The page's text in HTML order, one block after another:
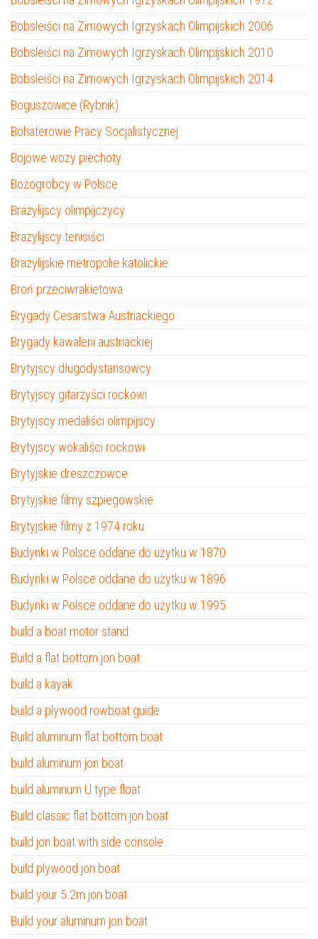
Bobsleiści na Zimowych Igrzyskach Olimpijskich 2006
Bobsleiści na Zimowych Igrzyskach Olimpijskich 2010
Bobsleiści na Zimowych Igrzyskach Olimpijskich 2014
Boguszowice (Rybnik)
Bohaterowie Pracy Socjalistycznej
Bojowe wozy piechoty
Bożogrobcy w Polsce
Brazylijscy olimpijczycy
Brazylijscy tenisiści
Brazylijskie metropolie katolickie
Broń przeciwrakietowa
Brygady Cesarstwa Austriackiego
Brygady kawalerii austriackiej
Brytyjscy długodystansowcy
Brytyjscy gitarzyści rockowi
Brytyjscy medaliści olimpijscy
Brytyjscy wokaliści rockowi
Brytyjskie dreszczowce
Brytyjskie filmy szpiegowskie
Brytyjskie filmy z 1974 roku
Budynki w Polsce oddane do użytku w 1870
Budynki w Polsce oddane do użytku w 1896
Budynki w Polsce oddane do użytku w 1995
build a boat motor stand
Build a flat bottom jon boat
build a kayak
build a plywood rowboat guide
Build aluminum flat bottom boat
build aluminum jon boat
build aluminum U type float
Build classic flat bottom jon boat
build jon boat with side console
build plywood jon boat
build your 5.2m jon boat
Build your aluminum jon boat